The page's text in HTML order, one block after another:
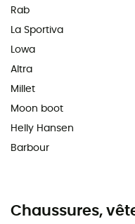
Rab
La Sportiva
Lowa
Altra
Millet
Moon boot
Helly Hansen
Barbour
Chaussures,